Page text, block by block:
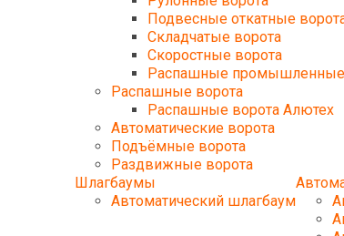
Подвесные откатные
Складчатые ворота
Скоростные ворота
Распашные промышленные
Распашные ворота
Распашные ворота Алютех
Автоматические ворота
Подъёмные ворота
Раздвижные ворота
Шлагбаумы
Автоматический шлагбаум